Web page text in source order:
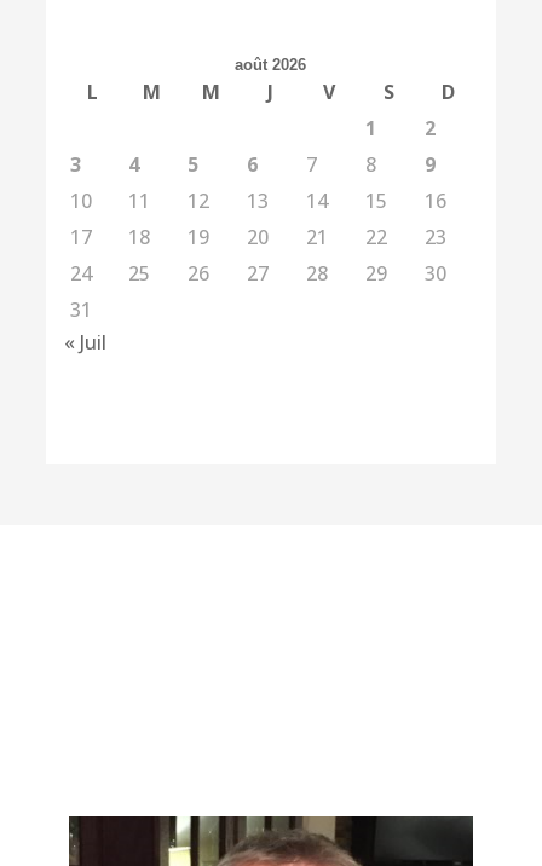
août 2026
L M M J V S
D
1
2
3
4 5 6 7 8
9
10
11 12 13 14 15
16
17
18 19 20 21 22
23
24
25 26 27 28 29
30
31
« Juil